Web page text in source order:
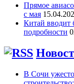
Прямое
с мая
Китай вводит
подробности
В Сочи